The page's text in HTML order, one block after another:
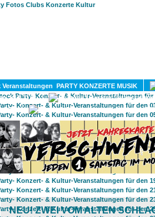
PARTY KONZERTE MUSIK
KULTUR
GAY
NEU! ZWEI VOM ALTEN